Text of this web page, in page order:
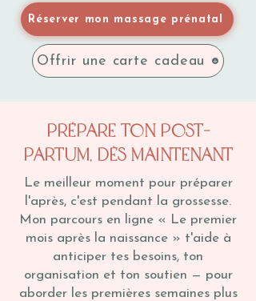
Réserver mon massage prénatal
Offrir une carte cadeau
Prépare ton post-
partum, dès maintenant
Le meilleur moment pour préparer
l'après, c'est pendant la grossesse.
Mon parcours en ligne « Le premier
mois après la naissance » t'aide à
anticiper tes besoins, ton
organisation et ton soutien — pour
aborder les premières semaines plus